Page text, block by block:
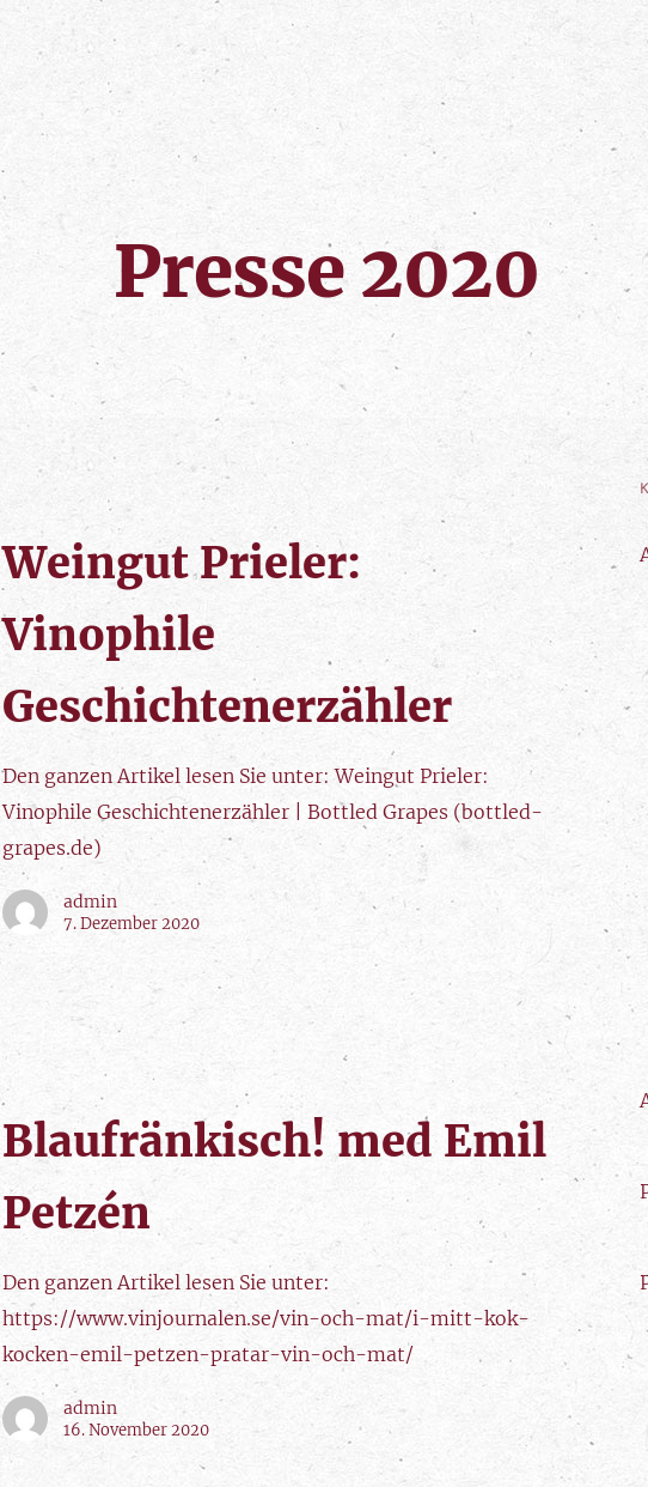
Presse 2020
Weingut Prieler:
Vinophile
Geschichtenerzähler
Den ganzen Artikel lesen Sie unter: Weingut Prieler:
Vinophile Geschichtenerzähler | Bottled Grapes (bottled-
grapes.de)
admin
7. Dezember 2020
Blaufränkisch! med Emil
Petzén
Den ganzen Artikel lesen Sie unter:
https://www.vinjournalen.se/vin-och-mat/i-mitt-kok-
kocken-emil-petzen-pratar-vin-och-mat/
admin
16. November 2020